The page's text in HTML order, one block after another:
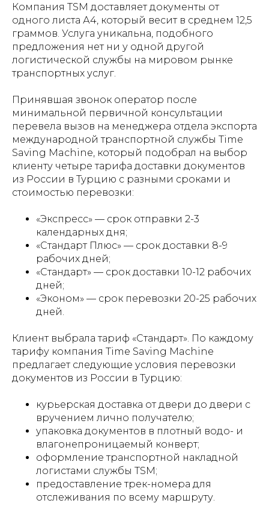
Компания TSM доставляет документы от
одного листа А4, который весит в среднем 12,5
граммов. Услуга уникальна, подобного
предложения нет ни у одной другой
логистической службы на мировом рынке
транспортных услуг.
Принявшая звонок оператор после
минимальной первичной консультации
перевела вызов на менеджера отдела экспорта
международной транспортной службы Time
Saving Machine, который подобрал на выбор
клиенту четыре тарифа доставки документов
из России в Турцию с разными сроками и
стоимостью перевозки:
«Экспресс» — срок отправки 2-3
календарных дня;
«Стандарт Плюс» — срок доставки 8-9
рабочих дней;
«Стандарт» — срок доставки 10-12 рабочих
дней;
«Эконом» — срок перевозки 20-25 рабочих
дней.
Клиент выбрала тариф «Стандарт». По каждому
тарифу компания Time Saving Machine
предлагает следующие условия перевозки
документов из России в Турцию:
курьерская доставка от двери до двери с
вручением лично получателю;
упаковка документов в плотный водо- и
влагонепроницаемый конверт;
оформление транспортной накладной
логистами службы TSM;
предоставление трек-номера для
отслеживания по всему маршруту.